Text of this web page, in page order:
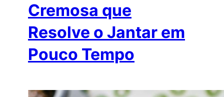
Cremosa que
Resolve o Jantar em
Pouco Tempo